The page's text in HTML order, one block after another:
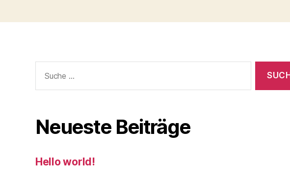
nach:
Neueste Beiträge
Hello world!